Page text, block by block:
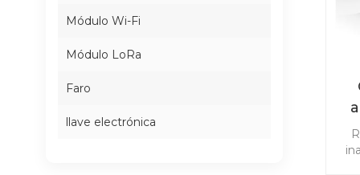
Módulo Wi-Fi
Módulo LoRa
Faro
llave electrónica